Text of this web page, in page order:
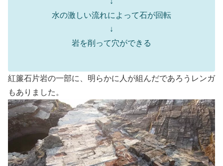
水の激しい流れによって石が回転
↓
岩を削って穴ができる
紅簾石片岩の一部に、明らかに人が組んだであろうレンガ
もありました。